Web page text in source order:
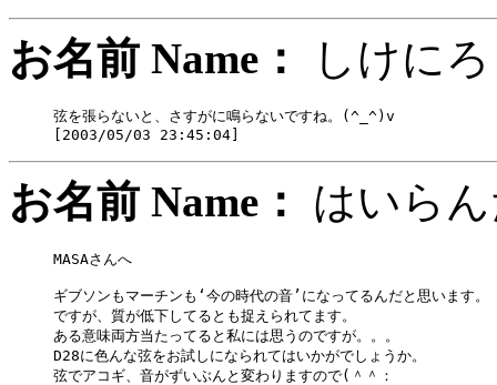
お名前 Name： しけ
弦を張らないと、さすがに鳴らないですね。(^_^)v
お名前 Name： はい
MASAさんへ
ギブソンもマーチンも‘今の時代の音’になってるんだと思います。
ですが、質が低下してるとも捉えられてます。
ある意味両方当たってると私には思うのですが。。。
D28に色んな弦をお試しになられてはいかがでしょうか。
弦でアコギ、音がずいぶんと変わりますので(＾＾：